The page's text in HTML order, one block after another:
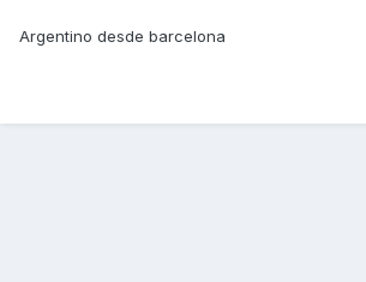
Argentino desde barcelona